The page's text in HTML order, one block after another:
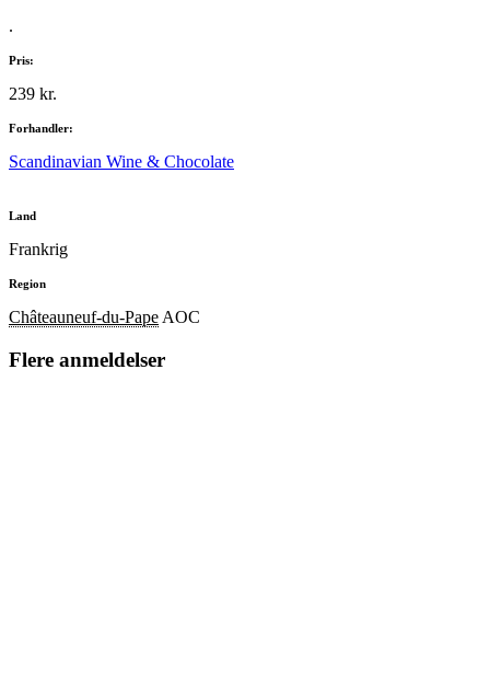
.
Pris:
239 kr.
Forhandler:
Scandinavian Wine & Chocolate
Land
Frankrig
Region
Châteauneuf-du-Pape AOC
Flere anmeldelser